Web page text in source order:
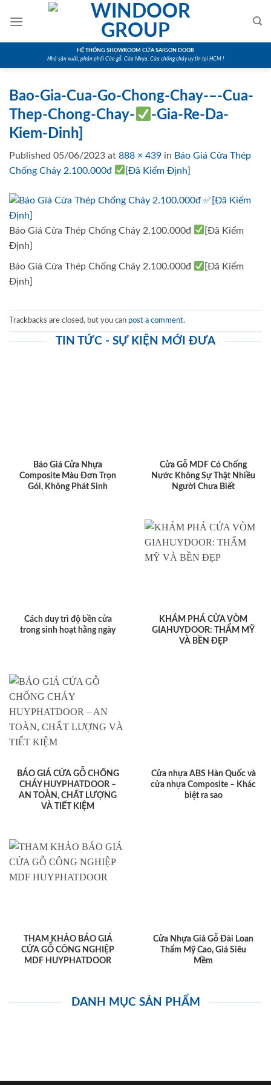
HỆ THỐNG SHOWROOM CỬA SAIGON DOOR
Nhà sản xuất, phân phối Cửa gỗ, Cửa Nhựa, Cửa chống cháy uy tín tại HCM !
Bao-Gia-Cua-Go-Chong-Chay-–-Cua-
Thep-Chong-Chay-
-Gia-Re-Da-
Kiem-Dinh]
Published 05/06/2023 at 888 × 439 in Báo Giá Cửa Thép
Chống Cháy 2.100.000đ
[Đã Kiểm Định]
Báo Giá Cửa Thép Chống Cháy 2.100.000đ
[Đã Kiểm
Định]
Báo Giá Cửa Thép Chống Cháy 2.100.000đ
[Đã Kiểm
Định]
Trackbacks are closed, but you can post a comment.
TIN TỨC - SỰ KIỆN MỚI ĐƯA
Báo Giá Cửa Nhựa
Composite Màu Đơn Trọn
Gói, Không Phát Sinh
Cửa Gỗ MDF Có Chống
Nước Không Sự Thật Nhiều
Người Chưa Biết
Cách duy trì độ bền cửa
trong sinh hoạt hằng ngày
KHÁM PHÁ CỬA VÒM
GIAHUYDOOR: THẨM MỸ
VÀ BỀN ĐẸP
BÁO GIÁ CỬA GỖ CHỐNG
CHÁY HUYPHATDOOR –
AN TOÀN, CHẤT LƯỢNG
VÀ TIẾT KIỆM
Cửa nhựa ABS Hàn Quốc và
cửa nhựa Composite – Khác
biệt ra sao
THAM KHẢO BÁO GIÁ
CỬA GỖ CÔNG NGHIỆP
MDF HUYPHATDOOR
Cửa Nhựa Giả Gỗ Đài Loan
Thẩm Mỹ Cao, Giá Siêu
Mềm
DANH MỤC SẢN PHẨM